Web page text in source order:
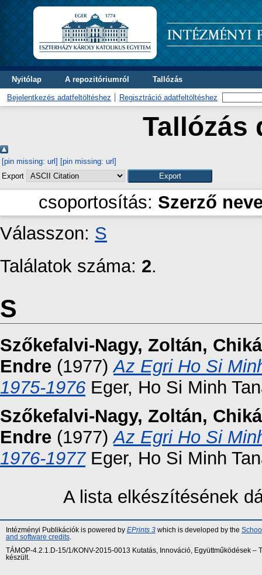
Nyitólap A repozitóriumról Tallózás
Bejelentkezés adatfeltöltéshez Regisztráció adatfeltöltéshez
Tallózás
[pin missing: url] [pin missing: url]
Export
csoportosítás: Szerző
Válasszon: S
Találatok száma: 2.
S
Szőkefalvi-Nagy, Zoltán,
Endre (1977)Az Egri Ho Si
1975-1976 Eger, Ho Si Minh
Szőkefalvi-Nagy, Zoltán,
Endre (1977)Az Egri Ho Si
1976-1977Eger, Ho Si Minh
A lista elkészítésének
Intézményi Publikációk is powered by EPrints 3 which is developed by the
and software credits
TÁMOP-4.2.1.D-15/1/KONV-2015-0013 Kutatás, Innováció, Együttműködések
készült.